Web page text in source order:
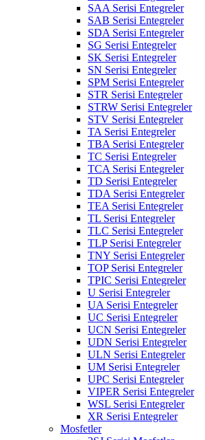
SAA Serisi Entegreler
SAB Serisi Entegreler
SDA Serisi Entegreler
SG Serisi Entegreler
SK Serisi Entegreler
SN Serisi Entegreler
SPM Serisi Entegreler
STR Serisi Entegreler
STRW Serisi Entegreler
STV Serisi Entegreler
TA Serisi Entegreler
TBA Serisi Entegreler
TC Serisi Entegreler
TCA Serisi Entegreler
TD Serisi Entegreler
TDA Serisi Entegreler
TEA Serisi Entegreler
TL Serisi Entegreler
TLC Serisi Entegreler
TLP Serisi Entegreler
TNY Serisi Entegreler
TOP Serisi Entegreler
TPIC Serisi Entegreler
U Serisi Entegreler
UA Serisi Entegreler
UC Serisi Entegreler
UCN Serisi Entegreler
UDN Serisi Entegreler
ULN Serisi Entegreler
UM Serisi Entegreler
UPC Serisi Entegreler
VIPER Serisi Entegreler
WSL Serisi Entegreler
XR Serisi Entegreler
Mosfetler